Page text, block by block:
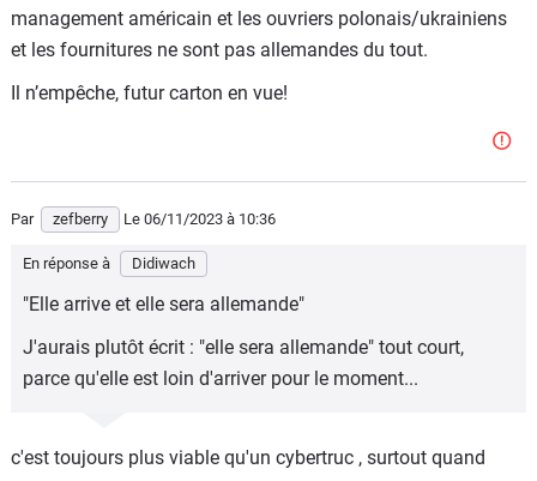
management américain et les ouvriers polonais/ukrainiens
et les fournitures ne sont pas allemandes du tout.
Il n’empêche, futur carton en vue!
Par zefberry Le 06/11/2023 à 10:36
En réponse à Didiwach
"Elle arrive et elle sera allemande"
J'aurais plutôt écrit : "elle sera allemande" tout court,
parce qu'elle est loin d'arriver pour le moment...
c'est toujours plus viable qu'un cybertruc , surtout quand